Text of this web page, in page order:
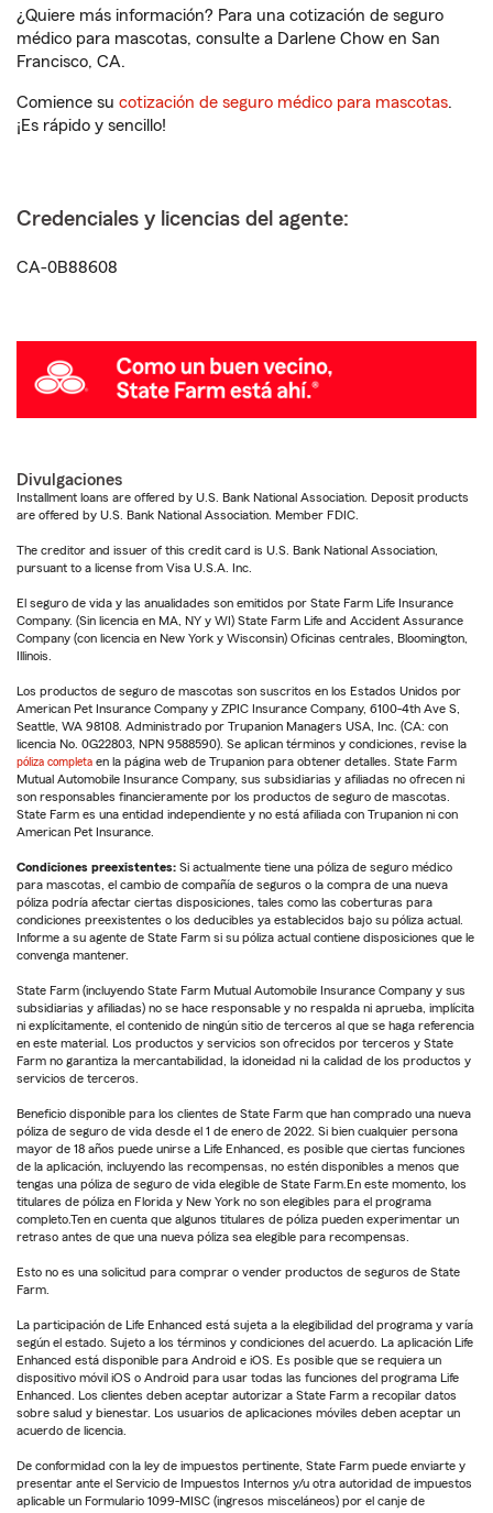
¿Quiere más información? Para una cotización de seguro
médico para mascotas, consulte a Darlene Chow en San
Francisco, CA.
Comience su cotización de seguro médico para mascotas.
¡Es rápido y sencillo!
Credenciales y licencias del agente:
CA-0B88608
Divulgaciones
Installment loans are offered by U.S. Bank National Association. Deposit products
are offered by U.S. Bank National Association. Member FDIC.
The creditor and issuer of this credit card is U.S. Bank National Association,
pursuant to a license from Visa U.S.A. Inc.
El seguro de vida y las anualidades son emitidos por State Farm Life Insurance
Company. (Sin licencia en MA, NY y WI) State Farm Life and Accident Assurance
Company (con licencia en New York y Wisconsin) Oficinas centrales, Bloomington,
Illinois.
Los productos de seguro de mascotas son suscritos en los Estados Unidos por
American Pet Insurance Company y ZPIC Insurance Company, 6100-4th Ave S,
Seattle, WA 98108. Administrado por Trupanion Managers USA, Inc. (CA: con
licencia No. 0G22803, NPN 9588590). Se aplican términos y condiciones, revise la
póliza completa en la página web de Trupanion para obtener detalles. State Farm
Mutual Automobile Insurance Company, sus subsidiarias y afiliadas no ofrecen ni
son responsables financieramente por los productos de seguro de mascotas.
State Farm es una entidad independiente y no está afiliada con Trupanion ni con
American Pet Insurance.
Condiciones preexistentes: Si actualmente tiene una póliza de seguro médico
para mascotas, el cambio de compañía de seguros o la compra de una nueva
póliza podría afectar ciertas disposiciones, tales como las coberturas para
condiciones preexistentes o los deducibles ya establecidos bajo su póliza actual.
Informe a su agente de State Farm si su póliza actual contiene disposiciones que le
convenga mantener.
State Farm (incluyendo State Farm Mutual Automobile Insurance Company y sus
subsidiarias y afiliadas) no se hace responsable y no respalda ni aprueba, implícita
ni explícitamente, el contenido de ningún sitio de terceros al que se haga referencia
en este material. Los productos y servicios son ofrecidos por terceros y State
Farm no garantiza la mercantabilidad, la idoneidad ni la calidad de los productos y
servicios de terceros.
Beneficio disponible para los clientes de State Farm que han comprado una nueva
póliza de seguro de vida desde el 1 de enero de 2022. Si bien cualquier persona
mayor de 18 años puede unirse a Life Enhanced, es posible que ciertas funciones
de la aplicación, incluyendo las recompensas, no estén disponibles a menos que
tengas una póliza de seguro de vida elegible de State Farm.En este momento, los
titulares de póliza en Florida y New York no son elegibles para el programa
completo.Ten en cuenta que algunos titulares de póliza pueden experimentar un
retraso antes de que una nueva póliza sea elegible para recompensas.
Esto no es una solicitud para comprar o vender productos de seguros de State
Farm.
La participación de Life Enhanced está sujeta a la elegibilidad del programa y varía
según el estado. Sujeto a los términos y condiciones del acuerdo. La aplicación Life
Enhanced está disponible para Android e iOS. Es posible que se requiera un
dispositivo móvil iOS o Android para usar todas las funciones del programa Life
Enhanced. Los clientes deben aceptar autorizar a State Farm a recopilar datos
sobre salud y bienestar. Los usuarios de aplicaciones móviles deben aceptar un
acuerdo de licencia.
De conformidad con la ley de impuestos pertinente, State Farm puede enviarte y
presentar ante el Servicio de Impuestos Internos y/u otra autoridad de impuestos
aplicable un Formulario 1099-MISC (ingresos misceláneos) por el canje de